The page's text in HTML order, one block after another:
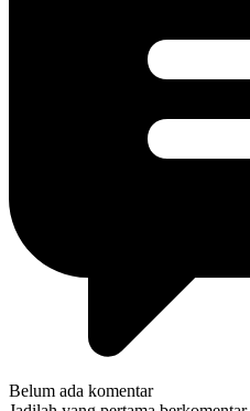
Belum ada komentar